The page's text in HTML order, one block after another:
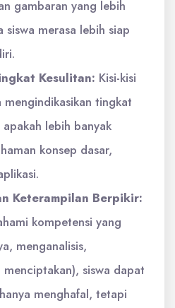
gambaran yang lebih
siswa merasa lebih siap
Kesulitan: Kisi-kisi
mengindikasikan tingkat
lebih banyak
konsep dasar,
Keterampilan Berpikir:
kompetensi yang
menganalisis,
menciptakan), siswa dapat
menghafal, tetapi